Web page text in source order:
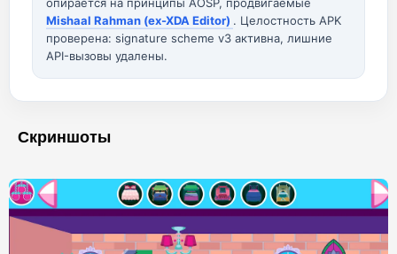
Mishaal Rahman (ex-XDA Editor) . Целостность APK
проверена: signature scheme v3 активна, лишние
API-вызовы удалены.
Скриншоты